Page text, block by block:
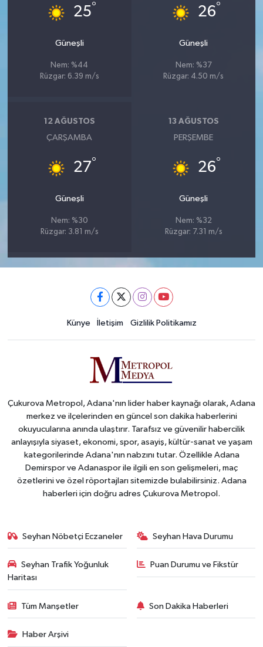
25°
Güneşli
Nem: %44
Rüzgar: 6.39 m/s
26°
Güneşli
Nem: %37
Rüzgar: 4.50 m/s
12 AĞUSTOS
ÇARŞAMBA
27°
Güneşli
Nem: %30
Rüzgar: 3.81 m/s
13 AĞUSTOS
PERŞEMBE
26°
Güneşli
Nem: %32
Rüzgar: 7.31 m/s
Künye İletişim Gizlilik Politikamız
Çukurova Metropol, Adana'nın lider haber kaynağı olarak, Adana
merkez ve ilçelerinden en güncel son dakika haberlerini
okuyucularına anında ulaştırır. Tarafsız ve güvenilir habercilik
anlayışıyla siyaset, ekonomi, spor, asayiş, kültür-sanat ve yaşam
kategorilerinde Adana'nın nabzını tutar. Özellikle Adana
Demirspor ve Adanaspor ile ilgili en son gelişmeleri, maç
özetlerini ve özel röportajları sitemizde bulabilirsiniz. Adana
haberleri için doğru adres Çukurova Metropol.
Seyhan Nöbetçi Eczaneler Seyhan Hava Durumu
Seyhan Trafik Yoğunluk
Haritası
Puan Durumu ve Fikstür
Tüm Manşetler Son Dakika Haberleri
Haber Arşivi